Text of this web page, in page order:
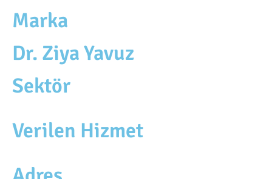
Marka
Dr. Ziya Yavuz
Sektör
Verilen Hizmet